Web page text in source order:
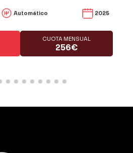
Automático 2025
CUOTA MENSUAL
256€